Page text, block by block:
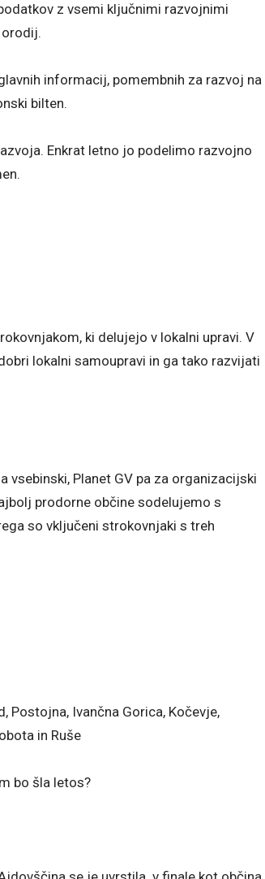
z vsemi ključnimi razvojnimi
informacij, pomembnih za razvoj na
bilten.
Enkrat letno jo podelimo razvojno
ki delujejo v lokalni upravi. V
lokalni samoupravi in ga tako razvijati
vsebinski, Planet GV pa za organizacijski
prodorne občine sodelujemo s
so vključeni strokovnjaki s treh
Postojna, Ivančna Gorica, Kočevje,
in Ruše
bo šla letos?